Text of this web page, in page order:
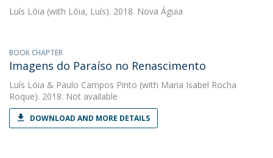
Luís Lóia (with Lóia, Luís). 2018. Nova Águia
BOOK CHAPTER
Imagens do Paraíso no Renascimento
Luís Lóia & Paulo Campos Pinto (with Maria Isabel Rocha
Roque). 2018. Not available
DOWNLOAD AND MORE DETAILS